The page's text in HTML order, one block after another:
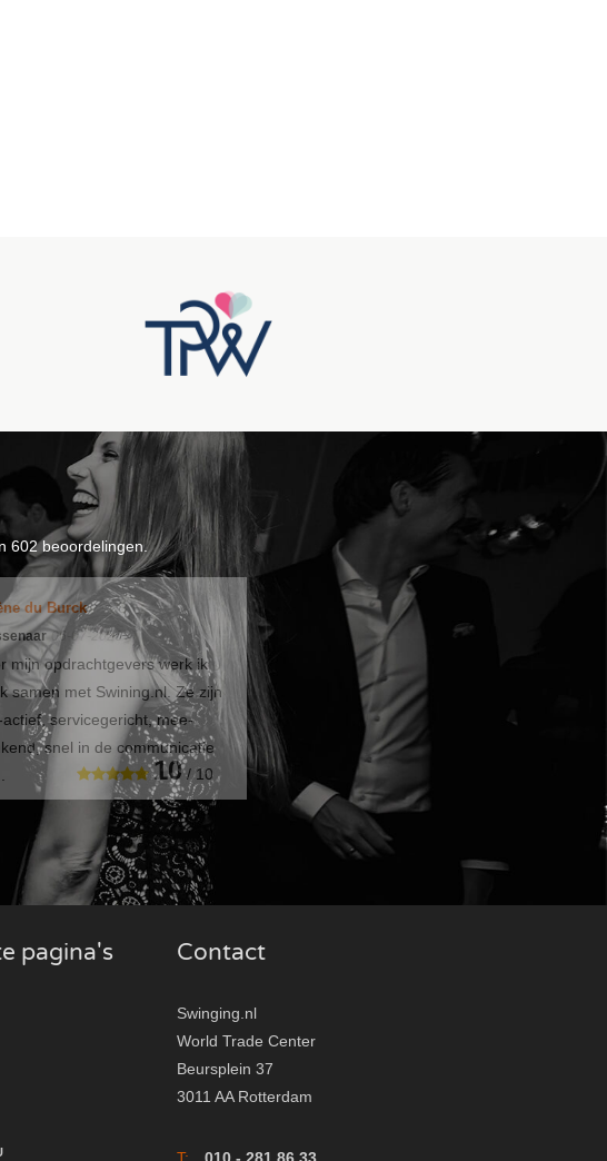
602beoordelingen.
du Burck
06-07-2026
mijn opdrachtgevers werk ik
samen met Swining.nl. Ze zijn
actief, servicegericht, mee-
snel in de communicatie
10 / 10
pagina's Contact
Swinging.nl
World Trade Center
Beursplein 37
3011 AA Rotterdam